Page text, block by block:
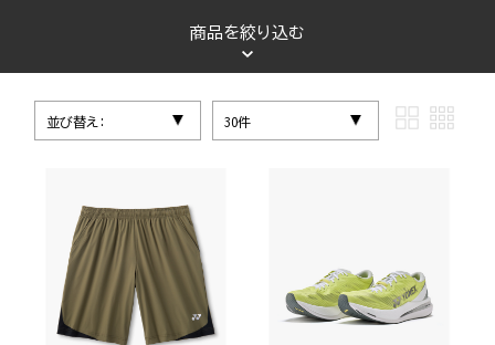
商品を絞り込む
並び替え: 30件